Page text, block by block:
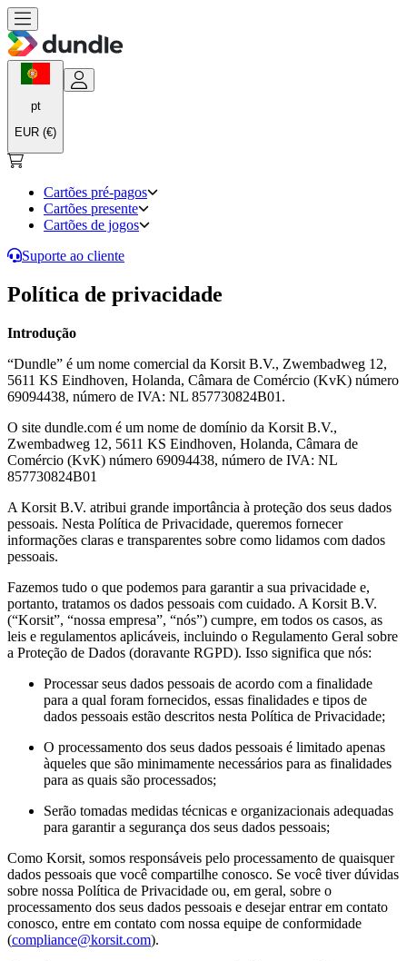
pt
EUR (€)
Cartões pré-pagos
Cartões presente
Cartões de jogos
Suporte ao cliente
Política de privacidade
Introdução
“Dundle” é um nome comercial da Korsit B.V., Zwembadweg 12,
5611 KS Eindhoven, Holanda, Câmara de Comércio (KvK) número
69094438, número de IVA: NL 857730824B01.
O site dundle.com é um nome de domínio da Korsit B.V.,
Zwembadweg 12, 5611 KS Eindhoven, Holanda, Câmara de
Comércio (KvK) número 69094438, número de IVA: NL
857730824B01
A Korsit B.V. atribui grande importância à proteção dos seus dados
pessoais. Nesta Política de Privacidade, queremos fornecer
informações claras e transparentes sobre como lidamos com dados
pessoais.
Fazemos tudo o que podemos para garantir a sua privacidade e,
portanto, tratamos os dados pessoais com cuidado. A Korsit B.V.
(“Korsit”, “nossa empresa”, “nós”) cumpre, em todos os casos, as
leis e regulamentos aplicáveis, incluindo o Regulamento Geral sobre
a Proteção de Dados (doravante RGPD). Isso significa que nós:
Processar seus dados pessoais de acordo com a finalidade
para a qual foram fornecidos, essas finalidades e tipos de
dados pessoais estão descritos nesta Política de Privacidade;
O processamento dos seus dados pessoais é limitado apenas
àqueles que são minimamente necessários para as finalidades
para as quais são processados;
Serão tomadas medidas técnicas e organizacionais adequadas
para garantir a segurança dos seus dados pessoais;
Como Korsit, somos responsáveis ​​pelo processamento de quaisquer
dados pessoais que você compartilhe conosco. Se você tiver dúvidas
sobre nossa Política de Privacidade ou, em geral, sobre o
processamento dos seus dados pessoais e desejar entrar em contato
conosco, entre em contato com nossa equipe de conformidade
(compliance@korsit.com).